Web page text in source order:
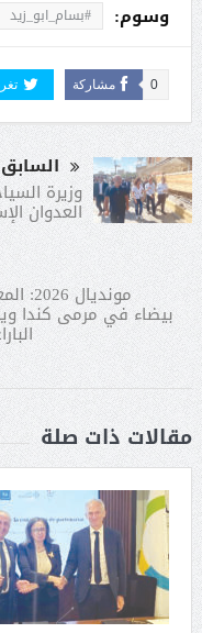
وسوم: #بسام_ابو_زيد
مشاركة 0
السابق
وزيرة
العدوان
بيضاء في مرمى كندا
مقالات ذات صلة